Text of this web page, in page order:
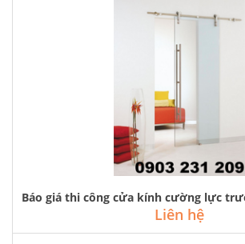
Báo giá thi công cửa kính cường lực
Liên hệ